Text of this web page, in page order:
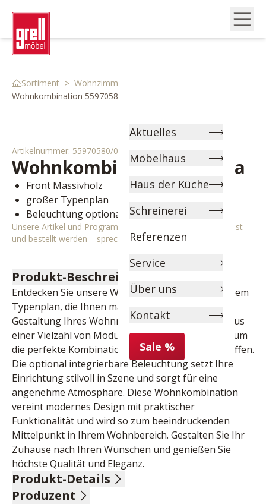
Aktuelles
Möbelhaus
Haus der Küche
Schreinerei
Referenzen
Service
Über uns
Kontakt
Sale %
Sortiment > Wohnzimmer
Wohnkombination 55970580 0
Artikelnummer: 55970580/0
Wohnkombination Medina
Front Massivholz
großer Typenplan
Beleuchtung optional
Unsere Artikel und Programme können individuell angepasst
und bestellt werden – sprechen Sie uns gerne an!
Produkt-Beschreibung
Entdecken Sie unsere Wohnkombination mit großem
Typenplan, die Ihnen maximale Flexibilität bei der
Gestaltung Ihres Wohnraums bietet. Wählen Sie aus
einer Vielzahl von Modulen und Konfigurationen, um
die perfekte Kombination für Ihr Zuhause zu schaffen.
Die optional integrierbare Beleuchtung setzt Ihre
Einrichtung stilvoll in Szene und sorgt für eine
angenehme Atmosphäre. Diese Wohnkombination
vereint modernes Design mit praktischer
Funktionalität und wird so zum beeindruckenden
Mittelpunkt in Ihrem Wohnbereich. Gestalten Sie Ihr
Zuhause nach Ihren Wünschen und genießen Sie
höchste Qualität und Eleganz.
Produkt-Details
Front Asteiche Bianco massiv geölt, Frontglas
Produzent